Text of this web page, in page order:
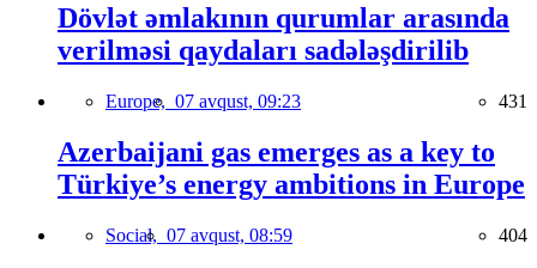
Dövlət əmlakının qurumlar arasında
verilməsi qaydaları sadələşdirilib
Europe, 07 avqust, 09:23 431
Azerbaijani gas emerges as a key to
Türkiye’s energy ambitions in Europe
Social, 07 avqust, 08:59 404